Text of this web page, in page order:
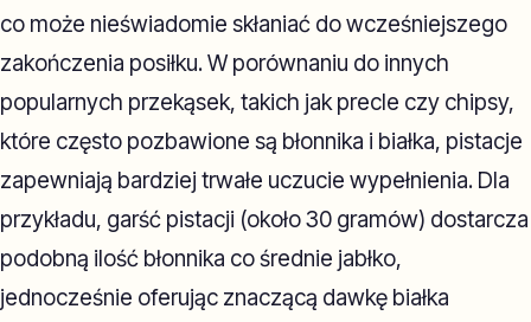
co może nieświadomie skłaniać do wcześniejszego
zakończenia posiłku. W porównaniu do innych
popularnych przekąsek, takich jak precle czy chipsy,
które często pozbawione są błonnika i białka, pistacje
zapewniają bardziej trwałe uczucie wypełnienia. Dla
przykładu, garść pistacji (około 30 gramów) dostarcza
podobną ilość błonnika co średnie jabłko,
jednocześnie oferując znaczącą dawkę białka